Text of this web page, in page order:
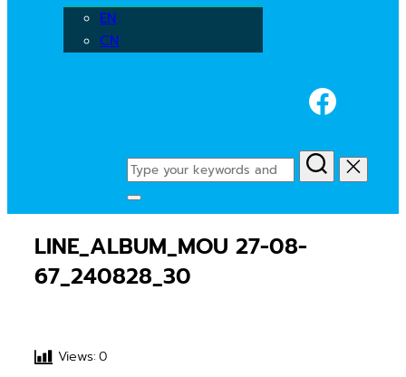
EN
CN
Search
for:
Toggle
&
navigation
LINE_ALBUM_MOU 27-08-
67_240828_30
Views:0